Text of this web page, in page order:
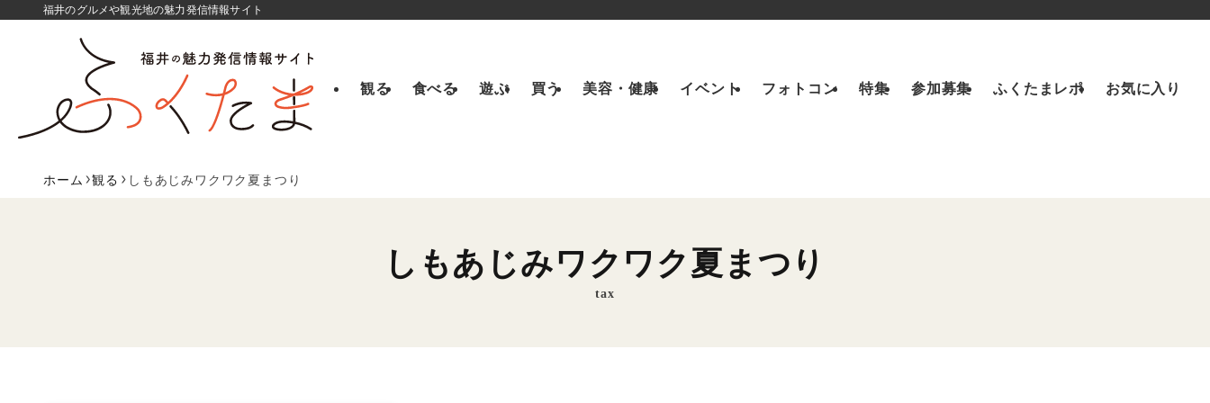
福井のグルメや観光地の魅力発信情報サイト
観る 食べる 遊ぶ 買う 美容・健康 イベント フォトコン 特集 参加募集 ふくたまレポ お気に入り
ホーム 観る しもあじみワクワク夏まつり
しもあじみワクワク夏まつり
tax